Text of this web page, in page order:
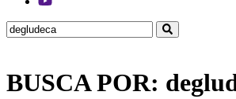
BUSCA POR: